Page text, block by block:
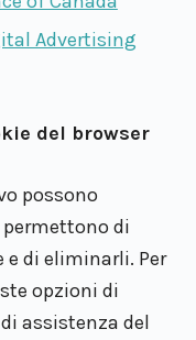
Advertising
del browser
possono
di
e di eliminarli. Per
opzioni di
assistenza del